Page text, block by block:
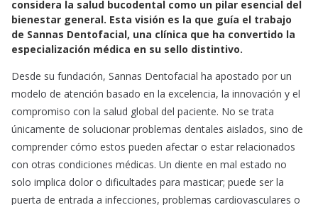
o
k
p
p
considera la salud bucodental como un pilar esencial del
bienestar general. Esta visión es la que guía el trabajo
de Sannas Dentofacial, una clínica que ha convertido la
especialización médica en su sello distintivo.
Desde su fundación, Sannas Dentofacial ha apostado por un
modelo de atención basado en la excelencia, la innovación y el
compromiso con la salud global del paciente. No se trata
únicamente de solucionar problemas dentales aislados, sino de
comprender cómo estos pueden afectar o estar relacionados
con otras condiciones médicas. Un diente en mal estado no
solo implica dolor o dificultades para masticar; puede ser la
puerta de entrada a infecciones, problemas cardiovasculares o